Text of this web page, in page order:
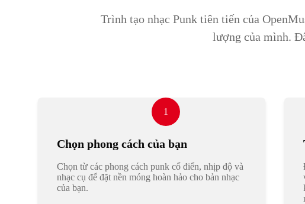
Trình tạo nhạc Punk tiên tiến của
lượng của mình.
1
Chọn phong cách của bạn
Chọn từ các phong cách punk cổ điển, nhịp độ và
nhạc cụ để đặt nền móng hoàn hảo cho bản nhạc
của bạn.